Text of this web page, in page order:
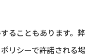
ることもあります。弊
リシーで許諾される場